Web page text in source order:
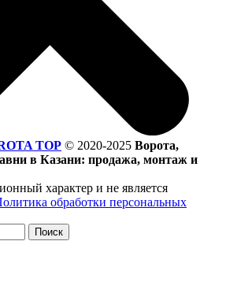
TOP © 2020-2025 Ворота,
в Казани: продажа, монтаж и
характер и не является
обработки персональных
Поиск